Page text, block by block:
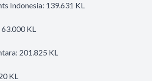
Indonesia: 139.631 KL
KL
201.825 KL
KL